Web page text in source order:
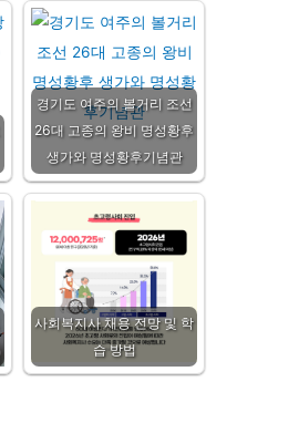
경기도 여주의 볼거리 조선
26대 고종의 왕비 명성황후
생가와 명성황후기념관
사회복지사 채용 전망 및 학
습 방법